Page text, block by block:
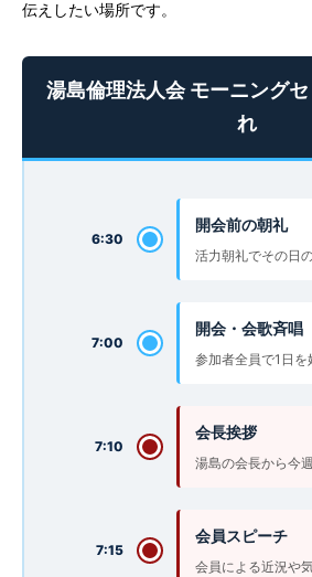
伝えしたい場所です。
湯島倫理法人会 モーニング
れ
6:30
開会前の朝礼
活力朝礼でその日
7:00
開会・会歌斉唱
参加者全員で1日を
7:10
会長挨拶
湯島の会長から今
7:15
会員スピーチ
会員による近況や